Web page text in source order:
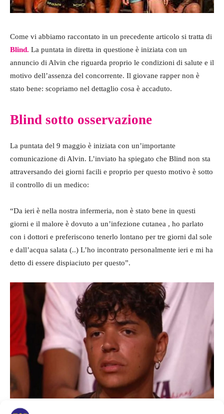
Come vi abbiamo raccontato in un precedente articolo si tratta di
Blind. La puntata in diretta in questione è iniziata con un
annuncio di Alvin che riguarda proprio le condizioni di salute e il
motivo dell’assenza del concorrente. Il giovane rapper non è
stato bene: scopriamo nel dettaglio cosa è accaduto.
Blind sotto osservazione
La puntata del 9 maggio è iniziata con un’importante
comunicazione di Alvin. L’inviato ha spiegato che Blind non sta
attraversando dei giorni facili e proprio per questo motivo è sotto
il controllo di un medico:
“Da ieri è nella nostra infermeria, non è stato bene in questi
giorni e il malore è dovuto a un’infezione cutanea , ho parlato
con i dottori e preferiscono tenerlo lontano per tre giorni dal sole
e dall’acqua salata (..) L’ho incontrato personalmente ieri e mi ha
detto di essere dispiaciuto per questo”.